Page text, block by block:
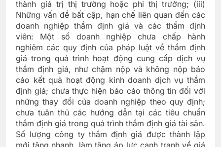
thành giá trị thị trường hoặc phi thị trường; (iii)
Những vấn đề bất cập, hạn chế liên quan đến các
doanh nghiệp thẩm định giá và các thẩm định
viên: Một số doanh nghiệp chưa chấp hành
nghiêm các quy định của pháp luật về thẩm định
giá trong quá trình hoạt động cung cấp dịch vụ
thẩm định giá, như chậm nộp và không nộp báo
cáo kết quả hoạt động kinh doanh dịch vụ thẩm
định giá; chưa thực hiện báo cáo thông tin đối với
những thay đổi của doanh nghiệp theo quy định;
chưa tuân thủ các hướng dẫn tại các tiêu chuẩn
thẩm định giá trong quá trình thẩm định giá tài sản.
Số lượng công ty thẩm định giá được thành lập
mới tăng nhanh, làm tăng áp lực cạnh tranh về giá